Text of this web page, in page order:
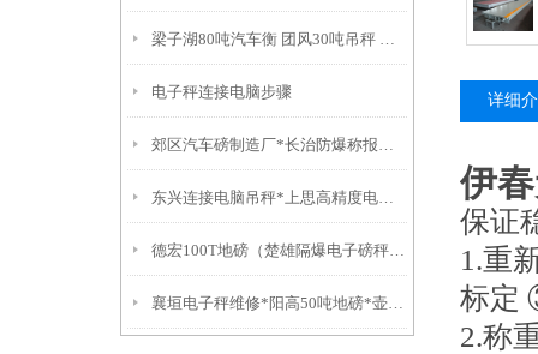
梁子湖80吨汽车衡 团风30吨吊秤 云梦200T地磅安装调试
电子秤连接电脑步骤
郊区汽车磅制造厂*长治防爆称报价*襄垣电子秤维修*屯留汽车磅修理
东兴连接电脑吊秤*上思高精度电子称*万秀防水称*城区电子称
德宏100T地磅（楚雄隔爆电子磅秤）盐津防爆衡器）大理便携式轨道秤
襄垣电子秤维修*阳高50吨地磅*壶关汽车衡制造厂*沁源吊钩称维修
详细
伊
保证
1.重
标定
2.称